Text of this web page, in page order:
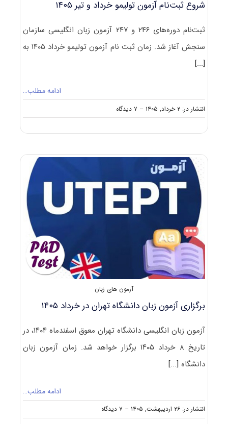
شروع ثبت‌نام آزمون‌ تولیمو خرداد و تیر ۱۴۰۵
ثبت‌‌نام دوره‌‌های ۲۴۶ و ۲۴۷ آزمون زبان انگلیسی سازمان
سنجش آغاز شد. زمان ثبت نام آزمون تولیمو خرداد ۱۴۰۵ به
[...]
ادامه مطلب…
انتشار در: ۲ خرداد, ۱۴۰۵ -- ۷ دیدگاه
on
شروع
خرداد
۱۴۰۵
آزمون های زبان
برگزاری آزمون زبان دانشگاه تهران در خرداد ۱۴۰۵
آزمون زبان انگلیسی دانشگاه تهران معوق اسفندماه ۱۴۰۴، در
تاریخ ۸ خرداد ۱۴۰۵ برگزار خواهد شد. زمان آزمون زبان
دانشگاه[...]
ادامه مطلب…
انتشار در: ۲۶ اردیبهشت, ۱۴۰۵ -- ۷ دیدگاه
on
برگزاری